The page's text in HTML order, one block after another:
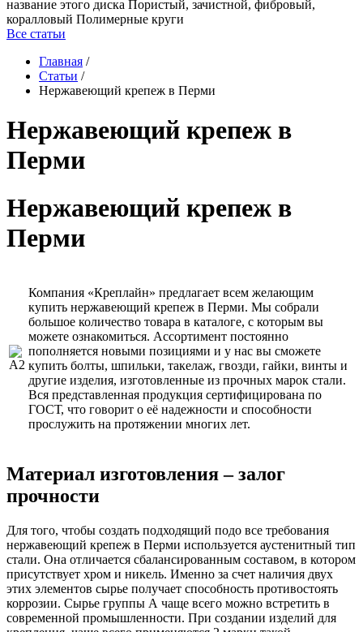
название этого диска Пористый, зачистной, фибровый,
коралловый Полимерные круги
Все статьи
Главная /
Статьи /
Нержавеющий крепеж в Перми
Нержавеющий крепеж в
Перми
Нержавеющий крепеж в
Перми
Компания «Креплайн» предлагает всем желающим
купить нержавеющий крепеж в Перми. Мы собрали
большое количество товара в каталоге, с которым вы
можете ознакомиться. Ассортимент постоянно
пополняется новыми позициями и у нас вы сможете
купить болты, шпильки, такелаж, гвозди, гайки, винты и
другие изделия, изготовленные из прочных марок стали.
Вся представленная продукция сертифицирована по
ГОСТ, что говорит о её надежности и способности
прослужить на протяжении многих лет.
Материал изготовления – залог
прочности
Для того, чтобы создать подходящий подо все требования
нержавеющий крепеж в Перми используется аустенитный тип
стали. Она отличается сбалансированным составом, в котором
присутствует хром и никель. Именно за счет наличия двух
этих элементов сырье получает способность противостоять
коррозии. Сырье группы А чаще всего можно встретить в
современной промышленности. При создании изделий для